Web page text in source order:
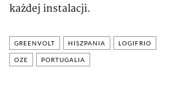
każdej instalacji.
GREENVOLT HISZPANIA LOGIFRIO
OZE PORTUGALIA